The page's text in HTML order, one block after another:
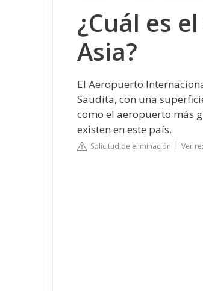
¿Cuál es
Asia?
El Aeropuerto
Saudita, con una
como el aeropuerto más
existen en este país.
Solicitud de eliminación Ver